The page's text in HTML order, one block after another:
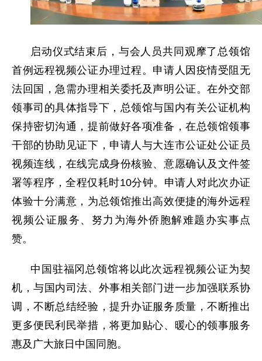
启动仪式结束后，与会人员共同观摩了总领馆
首例远程视频公证办理过程。申请人因疫情受阻无
法回国，急需办理相关委托及声明公证。在外交部
领事司的具体指导下，总领馆与国内有关公证机构
保持密切沟通，提前做好各项准备，在总领馆领事
干部的协助见证下，申请人与大连市公证处公证员
视频连线，在线完成身份核验、意愿确认及文件签
署等程序，全程仅耗时10分钟。申请人对此次办证
体验十分满意，为总领馆推出高效便捷的海外远程
视频公证服务、努力为海外侨胞解难题办实事点
赞。
中国驻福冈总领馆将以此次远程视频公证为契
机，与国内司法、外事相关部门进一步加强联系协
调，不断总结经验，提升办证服务质量，不断推出
更多便民利民举措，将更加贴心、暖心的领事服务
惠及广大旅日中国同胞。